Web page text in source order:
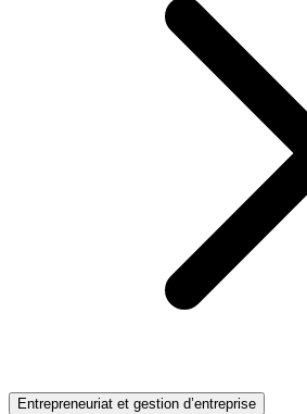
Entrepreneuriat et gestion d’entreprise